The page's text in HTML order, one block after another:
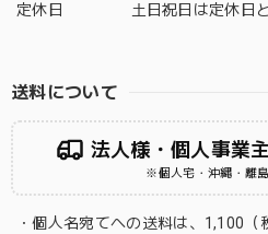
定休日
土日祝日は定休日
送料について
法人様・個人事業
※個人宅・沖縄・離島
・個人名宛てへの送料は、1,100（